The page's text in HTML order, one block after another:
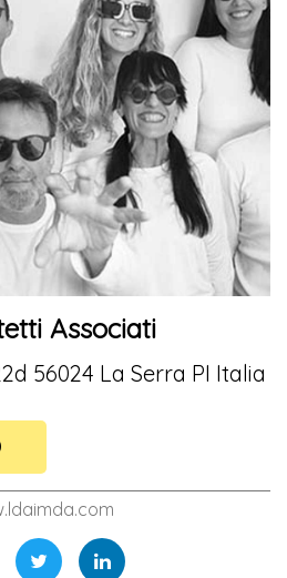
Associati
56024 La Serra PI Italia